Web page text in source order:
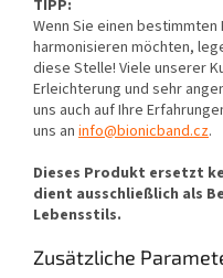
TIPP:
Wenn Sie einen
harmonisieren möchten,
diese Stelle! Viele unserer
Erleichterung und sehr
uns auch auf Ihre
uns an info@bionicband.cz.
Dieses Produkt ersetzt
dient ausschließlich als
Lebensstils.
Zusätzliche